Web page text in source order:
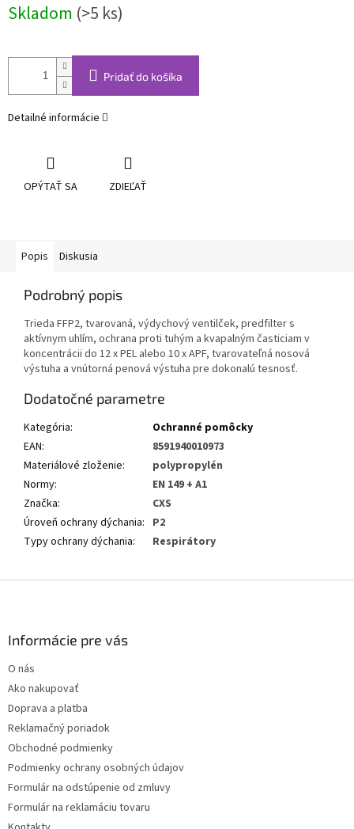
cena:
Skladom (>5 ks)
Pridať do košíka
Detailné informácie
OPÝTAŤ SA ZDIEĽAŤ
Popis Diskusia
Podrobný popis
Trieda FFP2, tvarovaná, výdychový ventilček, predfilter s
aktívnym uhlím, ochrana proti tuhým a kvapalným časticiam v
koncentrácii do 12 x PEL alebo 10 x APF, tvarovateľná nosová
výstuha a vnútorná penová výstuha pre dokonalú tesnosť.
Dodatočné parametre
Kategória:
Ochranné pomôcky
EAN:
8591940010973
Materiálové zloženie:
polypropylén
Normy:
EN 149 + A1
Značka:
CXS
Úroveň ochrany dýchania: P2
Typy ochrany dýchania: Respirátory
Informácie pre vás
O nás
Ako nakupovať
Doprava a platba
Reklamačný poriadok
Obchodné podmienky
Podmienky ochrany osobných údajov
Formulár na odstúpenie od zmluvy
Formulár na reklamáciu tovaru